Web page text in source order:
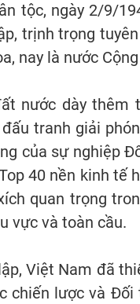
tộc, ngày 2/9/
trịnh trọng
nay là nước
nước dày thêm
tranh giải
của sự nghiệp
40 nền kinh tế
quan trọng
vực và toàn cầu.
Việt Nam đã
chiến lược và